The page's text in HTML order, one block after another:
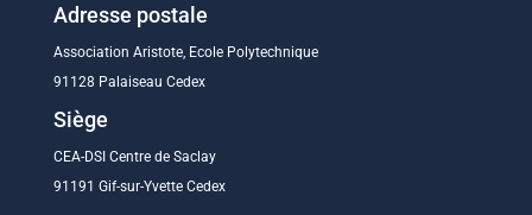
Adresse postale
Association Aristote, Ecole Polytechnique
91128 Palaiseau Cedex
Siège
CEA-DSI Centre de Saclay
91191 Gif-sur-Yvette Cedex